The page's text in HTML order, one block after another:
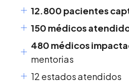
12.800 pacientes
150 médicos
480 médicos
mentorias
12 estados atendidos